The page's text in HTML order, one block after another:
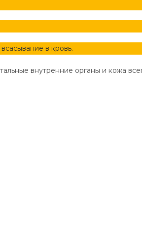
в кровь.
внутренние органы и кожа